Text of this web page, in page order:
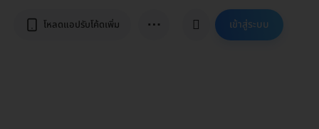
โหลดแอปรับโค้ดเพิ่ม ⋯ เข้าสู่ระบบ